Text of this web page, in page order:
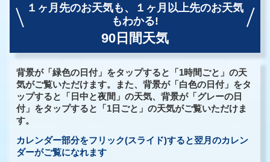
１ヶ月先のお天気も、
１ヶ月以上先のお天気
もわかる!
90日間天気
背景が「緑色の日付」をタップすると「1時間ごと」の天
気がご覧いただけます。また、背景が「白色の日付」をタ
ップすると「日中と夜間」の天気、背景が「グレーの日
付」をタップすると「1日ごと」の天気がご覧いただけま
す。
カレンダー部分をフリック(スライド)すると翌月のカレン
ダーがご覧になれます